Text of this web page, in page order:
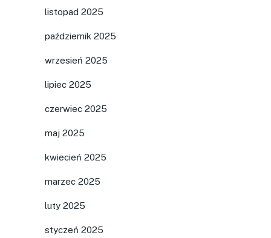
listopad 2025
październik 2025
wrzesień 2025
lipiec 2025
czerwiec 2025
maj 2025
kwiecień 2025
marzec 2025
luty 2025
styczeń 2025